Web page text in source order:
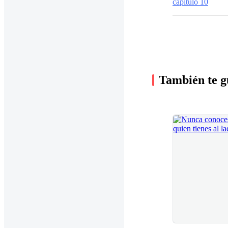
capitulo 10
También te